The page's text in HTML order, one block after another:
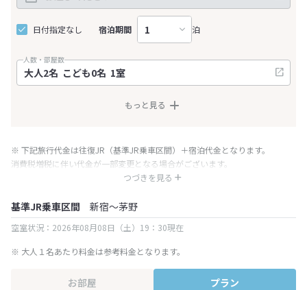
日付指定なし 宿泊期間 泊
人数・部屋数
もっと見る
つづきを見る
※ 下記旅行代金は往復JR（基準JR乗車区間）＋宿泊代金となります。
消費税増税に伴い代金が一部変更となる場合がございます。
※ 表示されている旅行代金・プラン内容は一定時間ごとに更新されます。最
基準JR乗車区間 新宿～茅野
空室状況：2026年08月08日（土）19：30現在
※ 大人１名あたり料金は参考料金となります。
お部屋 プラン